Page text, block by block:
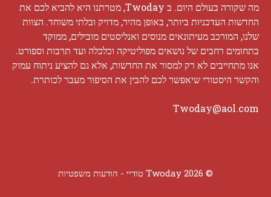
מה שקורה בעולם היום. ב Twoday, מטרתנו היא להביא לכם את
החדשות העדכניות ביותר, באופן מהיר, מדויק ובלתי משוחד. הצוות
שלנו, המורכב מעיתונאים מנוסים ואנליסטים מובילים, ממוקד
בתחומים רחבים של נושאים מפוליטיקה וכלכלה ועד תרבות וספורט.
אנו מתחייבים לא רק למסור את החדשות, אלא גם להציע ניתוח עמוק
והקשר היסטורי שיאפשר לכם להבין את הסיפור מעבר לכותרת.
Twoday@aol.com
© 2026 Twoday טודיי - הודעות משפטיות